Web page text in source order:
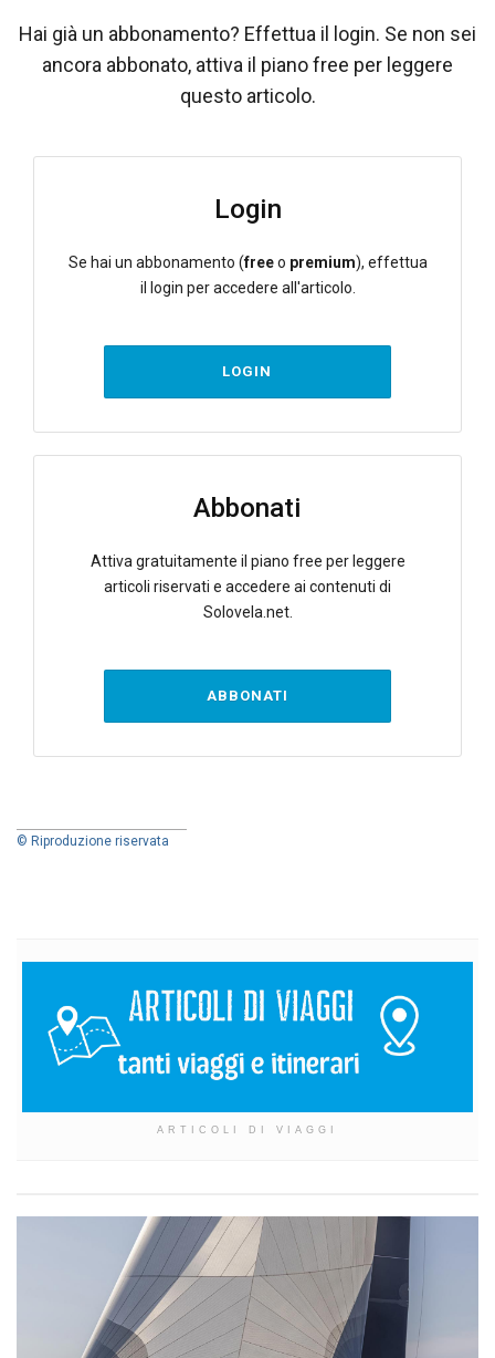
Hai già un abbonamento? Effettua il login. Se non sei
ancora abbonato, attiva il piano free per leggere
questo articolo.
Login
Se hai un abbonamento (freeo premium), effettua
il login per accedere all'articolo.
LOGIN
Abbonati
Attiva gratuitamente il piano free per leggere
articoli riservati e accedere ai contenuti di
Solovela.net.
ABBONATI
© Riproduzione riservata
ARTICOLI DI VIAGGI